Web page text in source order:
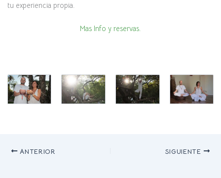
tu experiencia propia.
Mas Info y reservas.
ANTERIOR SIGUIENTE